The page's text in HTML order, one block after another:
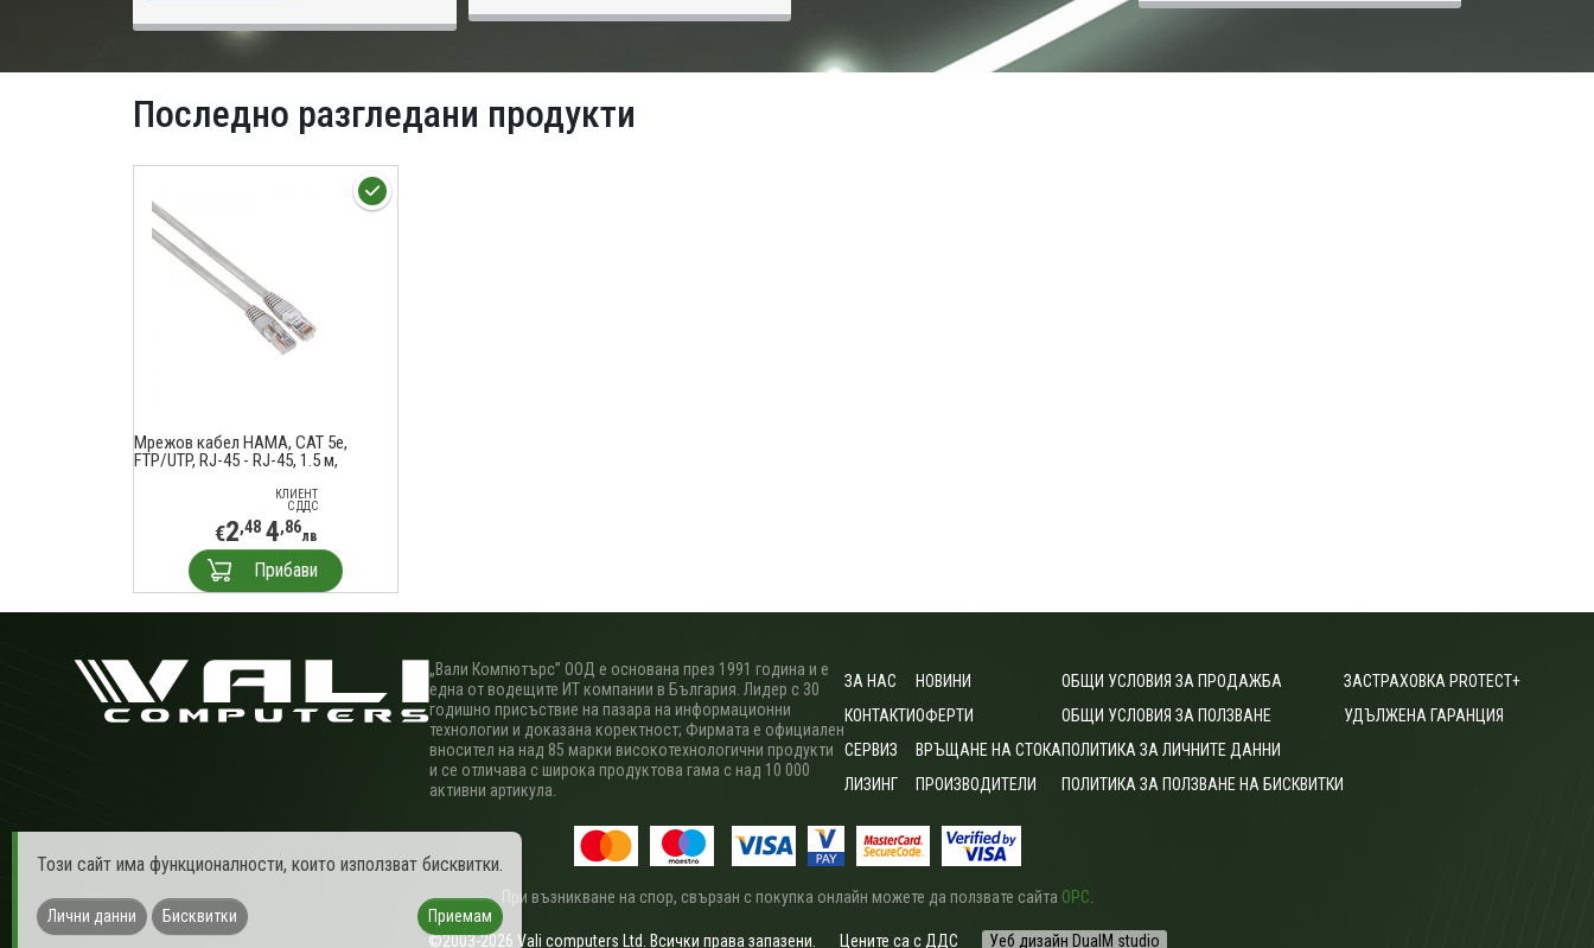
Последно разгледани продукти
Мрежов кабел HAMA, CAT 5e,
FTP/UTP, RJ-45 - RJ-45, 1.5 м,
КЛИЕНТ
С ДДС
€2,48 4,86лв
Прибави
„Вали Компютърс” ООД е основана през 1991 година и е
една от водещите ИТ компании в България. Лидер с 30
годишно присъствие на пазара на информационни
технологии и доказана коректност; Фирмата е официален
вносител на над 85 марки високотехнологични продукти
и се отличава с широка продуктова гама с над 10 000
активни артикула.
ЗА НАС
КОНТАКТИ
СЕРВИЗ
ЛИЗИНГ
НОВИНИ
ОФЕРТИ
ВРЪЩАНЕ НА СТОКА
ПРОИЗВОДИТЕЛИ
ОБЩИ УСЛОВИЯ ЗА ПРОДАЖБА
ОБЩИ УСЛОВИЯ ЗА ПОЛЗВАНЕ
ПОЛИТИКА ЗА ЛИЧНИТЕ ДАННИ
ПОЛИТИКА ЗА ПОЛЗВАНЕ НА БИСКВИТКИ
ЗАСТРАХОВКА PROTECT+
УДЪЛЖЕНА ГАРАНЦИЯ
При възникване на спор, свързан с покупка онлайн можете да ползвате сайта ОРС
©2003-2026 Vali computers Ltd. Всички права запазени. Цените са с ДДС Уеб дизайн DualM studio
Този сайт има функционалности, които използват бисквитки.
Лични данни Бисквитки Приемам